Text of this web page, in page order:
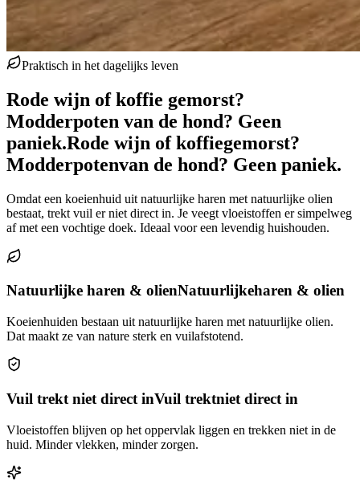
Praktisch in het dagelijks leven
Rode wijn of koffie gemorst?
Modderpoten van de hond? Geen
paniek.Rode wijn of koffiegemorst?
Modderpotenvan de hond? Geen paniek.
Omdat een koeienhuid uit natuurlijke haren met natuurlijke olien
bestaat, trekt vuil er niet direct in. Je veegt vloeistoffen er simpelweg
af met een vochtige doek. Ideaal voor een levendig huishouden.
Natuurlijke haren & olienNatuurlijkeharen & olien
Koeienhuiden bestaan uit natuurlijke haren met natuurlijke olien.
Dat maakt ze van nature sterk en vuilafstotend.
Vuil trekt niet direct inVuil trektniet direct in
Vloeistoffen blijven op het oppervlak liggen en trekken niet in de
huid. Minder vlekken, minder zorgen.